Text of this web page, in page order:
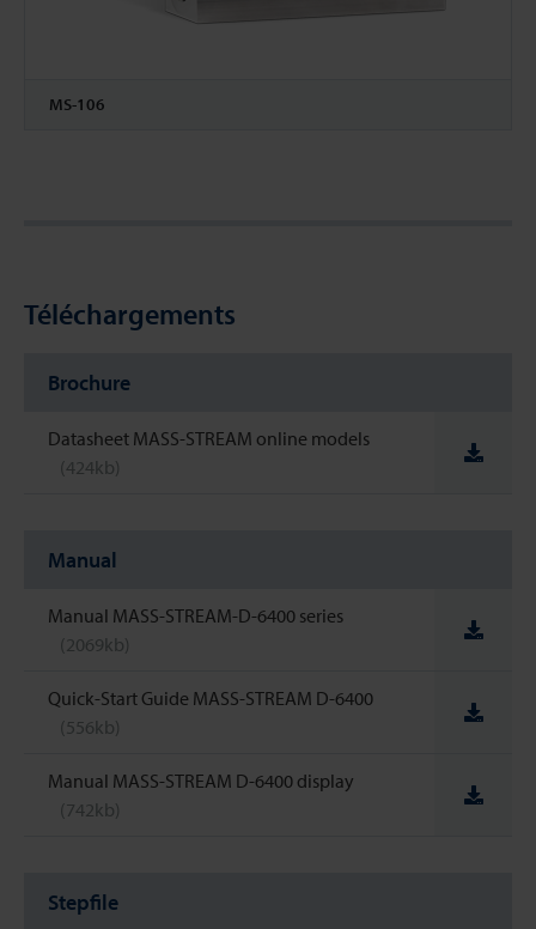
MS-106
Téléchargements
Brochure
Datasheet MASS-STREAM online models
(424kb)
Manual
Manual MASS-STREAM-D-6400 series
(2069kb)
Quick-Start Guide MASS-STREAM D-6400
(556kb)
Manual MASS-STREAM D-6400 display
(742kb)
Stepfile